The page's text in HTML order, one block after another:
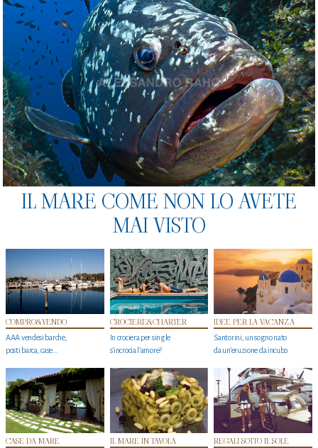
IL MARE COME NON LO AVETE
MAI VISTO
COMPRO&VENDO
AAA vendesi barche,
posti barca, case…
CROCIERE&CHARTER
In crociera per single
s'incrocia l’amore?
IDEE PER LA VACANZA
Santorini, un sogno nato
da un’eruzione da incubo
CASE DA MARE IL MARE IN TAVOLA REGALI SOTTO IL SOLE